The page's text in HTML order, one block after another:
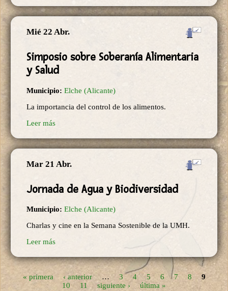
Mié 22 Abr.
Simposio sobre Soberanía Alimentaria
y Salud
Municipio: Elche (Alicante)
La importancia del control de los alimentos.
Leer más
Mar 21 Abr.
Jornada de Agua y Biodiversidad
Municipio: Elche (Alicante)
Charlas y cine en la Semana Sostenible de la UMH.
Leer más
Páginas
« primera ‹ anterior … 3 4 5 6 7 8
9
10
11 siguiente › última »